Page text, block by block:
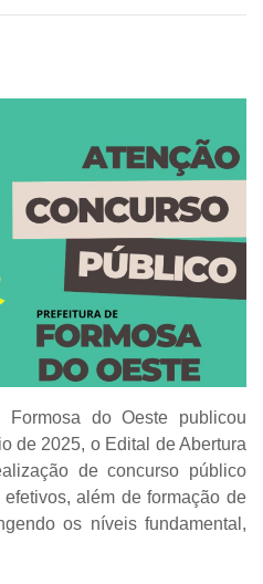
do Oeste publicou
de 2025, o Edital de Abertura
deconcurso público
, além de formação de
os níveis fundamental,